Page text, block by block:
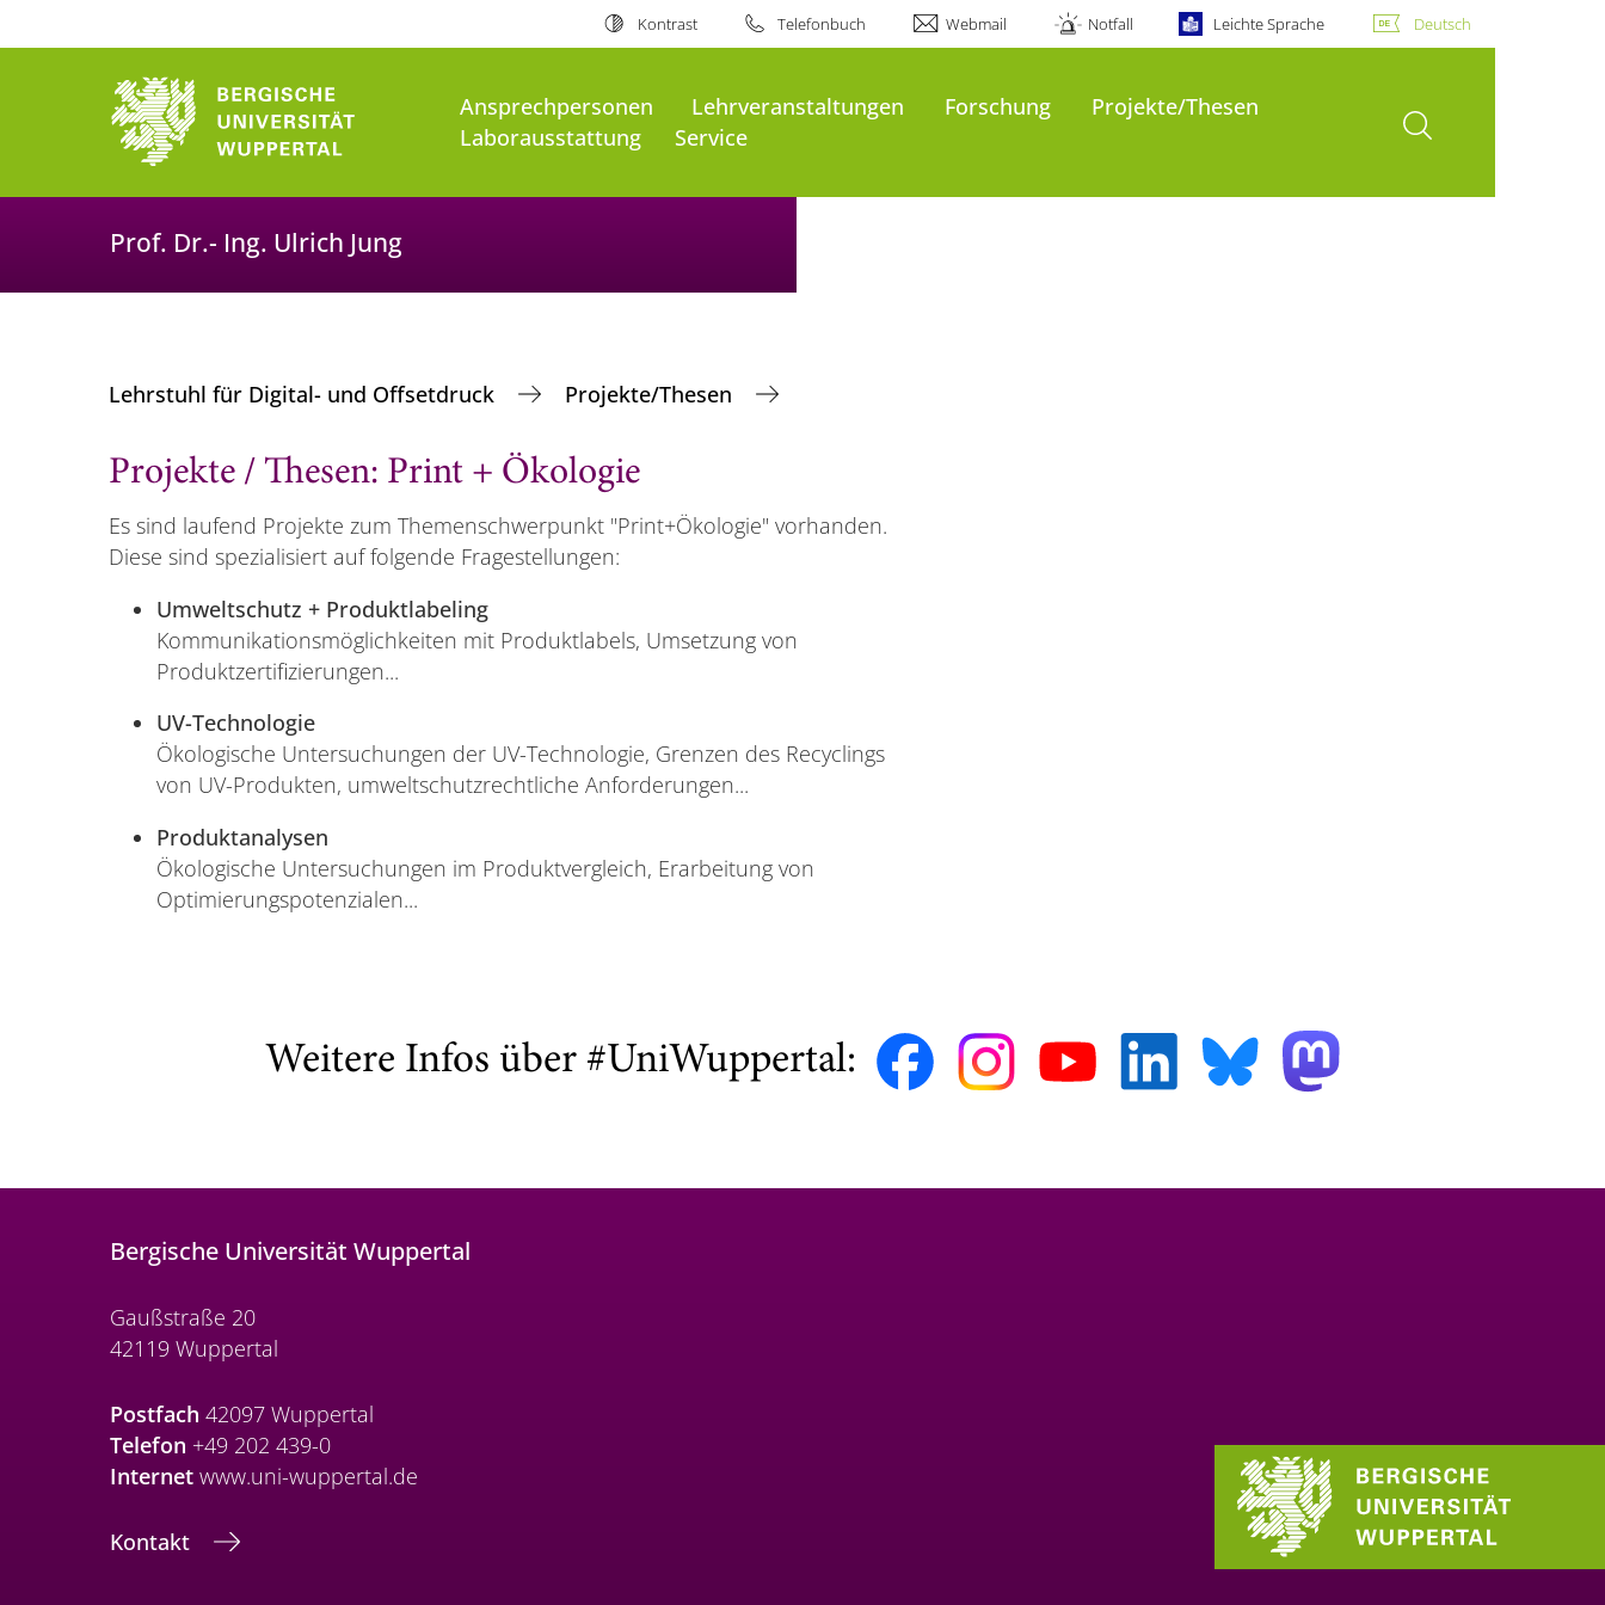
Kontrast Telefonbuch Webmail Notfall Leichte Sprache Deutsch
Ansprechpersonen Lehrveranstaltungen Forschung
Projekte/Thesen
Laborausstattung
Service
Suche öffnen
Prof. Dr.- Ing. Ulrich Jung
Lehrstuhl für Digital- und Offsetdruck Projekte/Thesen
Projekte / Thesen: Print + Ökologie
Es sind laufend Projekte zum Themenschwerpunkt "Print+Ökologie" vorhanden.
Diese sind spezialisiert auf folgende Fragestellungen:
Umweltschutz + Produktlabeling
Kommunikationsmöglichkeiten mit Produktlabels, Umsetzung von
Produktzertifizierungen...
UV-Technologie
Ökologische Untersuchungen der UV-Technologie, Grenzen des Recyclings
von UV-Produkten, umweltschutzrechtliche Anforderungen...
Produktanalysen
Ökologische Untersuchungen im Produktvergleich, Erarbeitung von
Optimierungspotenzialen...
Weitere Infos über #UniWuppertal:
Bergische Universität Wuppertal
Gaußstraße 20
42119 Wuppertal
Postfach 42097 Wuppertal
Telefon +49 202 439-0
Internet www.uni-wuppertal.de
Kontakt